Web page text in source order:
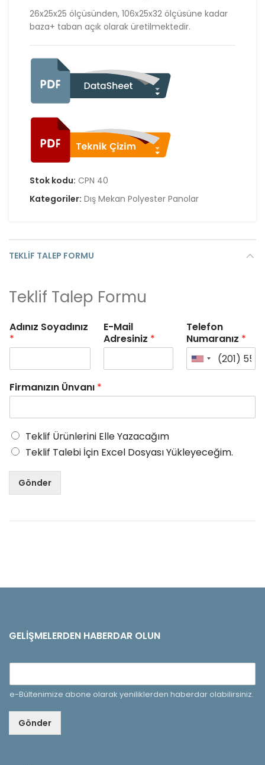
26x25x25 ölçüsünden, 106x25x32 ölçüsüne kadar
baza+ taban açık olarak üretilmektedir.
Stok kodu: CPN 40
Kategoriler: Dış Mekan Polyester Panolar
TEKLIF TALEP FORMU
Teklif Talep Formu
Adınız Soyadınız
*
E-Mail
Adresiniz *
Telefon
Numaranız *
Firmanızın Ünvanı *
Teklif Ürünlerini Elle Yazacağım
Teklif Talebi İçin Excel Dosyası Yükleyeceğim.
Gönder
GELIŞMELERDEN HABERDAR OLUN
e-Bültenimize abone olarak yeniliklerden haberdar olabilirsiniz.
Gönder